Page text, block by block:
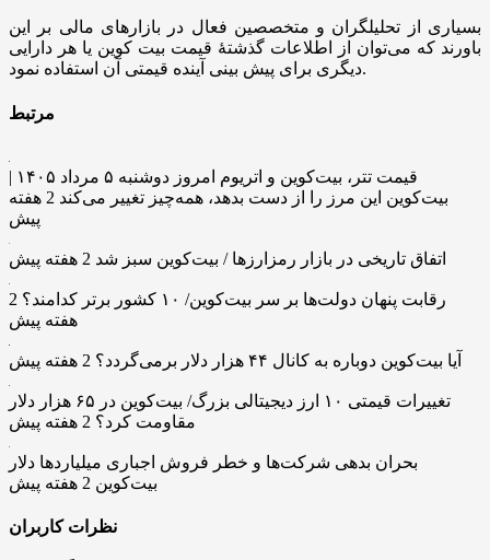
بسیاری از تحلیلگران و متخصصین فعال در بازار‌های مالی بر این
باورند که می‌توان از اطلاعات گذشتۀ قیمت بیت کوین یا هر دارایی
دیگری برای پیش بینی آینده قیمتی آن استفاده نمود.
مرتبط
قیمت تتر، بیت‌کوین و اتریوم امروز دوشنبه ۵ مرداد ۱۴۰۵ |
بیت‌کوین این مرز را از دست بدهد، همه‌چیز تغییر می‌کند
2 هفته
پیش
اتفاق تاریخی در بازار رمزارزها / بیت‌کوین سبز شد 2 هفته پیش
رقابت پنهان دولت‌ها بر سر بیت‌کوین/ ۱۰ کشور برتر کدامند؟
2
هفته پیش
آیا بیت‌کوین دوباره به کانال ۴۴ هزار دلار برمی‌گردد؟ 2 هفته پیش
تغییرات قیمتی ۱۰ ارز دیجیتالی بزرگ/ بیت‌کوین در ۶۵ هزار دلار
مقاومت کرد؟ 2 هفته پیش
بحران بدهی شرکت‌ها و خطر فروش اجباری میلیاردها دلار
بیت‌کوین 2 هفته پیش
نظرات کاربران